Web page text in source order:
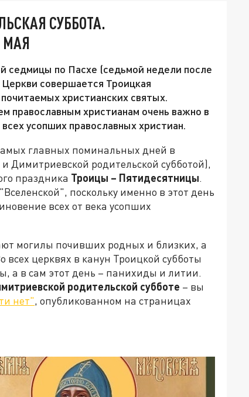
СУББОТА.
МАЯ
седмицы по Пасхе (седьмой недели после
совершается Троицкая
христианских святых.
православным христианам очень важно в
усопших православных христиан.
главных поминальных дней в
Димитриевской родительской субботой),
праздника Троицы – Пятидесятницы.
поскольку именно в этот день
всех от века усопших
могилы почивших родных и близких, а
церквях в канун Троицкой субботы
а в сам этот день – панихиды и литии.
родительской субботе – вы
нет", опубликованном на страницах